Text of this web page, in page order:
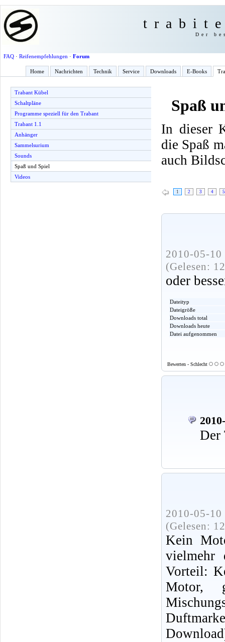
Der
FAQ· Reifenempfehlungen · Forum
Home Nachrichten Technik Service Downloads E-Books
Trabant Kübel
Schaltpläne
Programme speziell für den Trabant
Trabant 1.1
Anhänger
Sammelsurium
Sounds
Spaß und Spiel
Videos
Spaß
In dieser
die Spaß
auch
1 2 3 4 5
2010-05-
(Gelesen:
oder
Dateityp
Dateigröße
Downloads total
Downloads heute
Datei aufgenommen
Bewerten - Schlecht
Der
2010-05-
(Gelesen:
Kein
vielmehr
Vorteil:
Motor,